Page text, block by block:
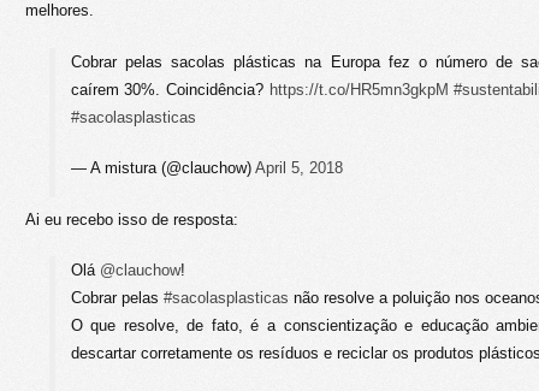
melhores.
Cobrar pelas sacolas plásticas na Europa fez o número de
caírem 30%. Coincidência? https://t.co/HR5mn3gkpM
#sacolasplasticas
— A mistura (@clauchow) April 5, 2018
Ai eu recebo isso de resposta:
Olá @clauchow!
Cobrar pelas #sacolasplasticas não resolve a poluição nos
O que resolve, de fato, é a conscientização e educação
descartar corretamente os resíduos e reciclar os produtos